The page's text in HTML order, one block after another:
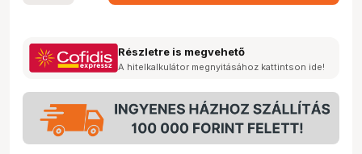
Részletre is megvehető
A hitelkalkulátor megnyitásához kattintson ide!